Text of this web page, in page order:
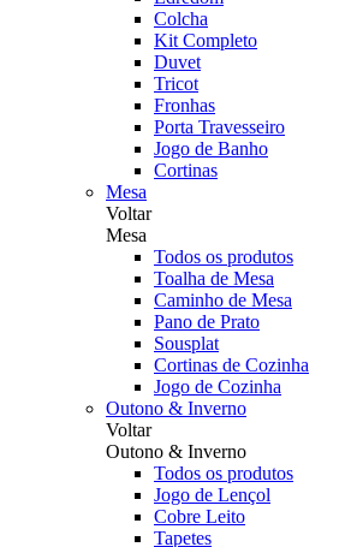
Colcha
Kit Completo
Duvet
Tricot
Fronhas
Porta Travesseiro
Jogo de Banho
Cortinas
Mesa
Voltar
Mesa
Todos os produtos
Toalha de Mesa
Caminho de Mesa
Pano de Prato
Sousplat
Cortinas de Cozinha
Jogo de Cozinha
Outono & Inverno
Voltar
Outono & Inverno
Todos os produtos
Jogo de Lençol
Cobre Leito
Tapetes